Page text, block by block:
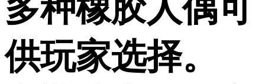
多种橡胶人偶可
供玩家选择。